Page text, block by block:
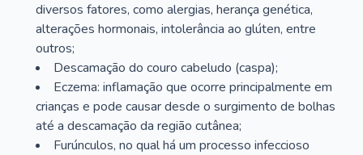
diversos fatores, como alergias, herança genética,
alterações hormonais, intolerância ao glúten, entre
outros;
Descamação do couro cabeludo (caspa);
Eczema: inflamação que ocorre principalmente em
crianças e pode causar desde o surgimento de bolhas
até a descamação da região cutânea;
Furúnculos, no qual há um processo infeccioso